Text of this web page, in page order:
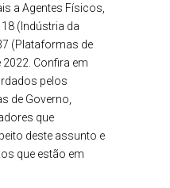
a Agentes Físicos,
(Indústria da
(Plataformas de
Confira em
pelos
de Governo,
que
deste assunto e
que estão em